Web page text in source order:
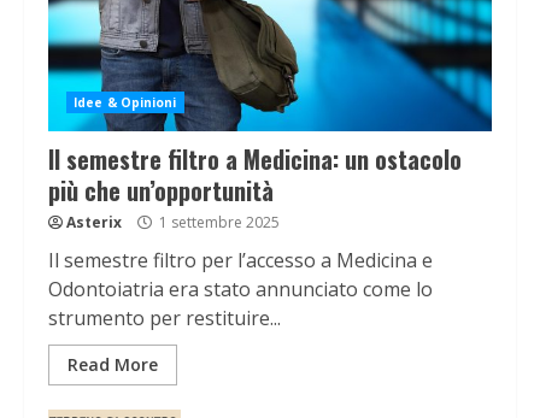
Idee & Opinioni
Il semestre filtro a Medicina: un ostacolo
più che un’opportunità
Asterix 1 settembre 2025
Il semestre filtro per l’accesso a Medicina e
Odontoiatria era stato annunciato come lo
strumento per restituire...
Read More